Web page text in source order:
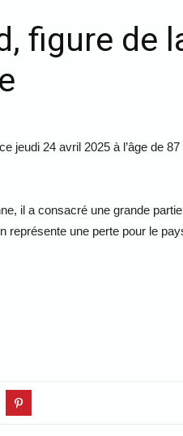
figure de
jeudi 24 avril 2025 à l’âge de
il a consacré une grande
représente une perte pour le